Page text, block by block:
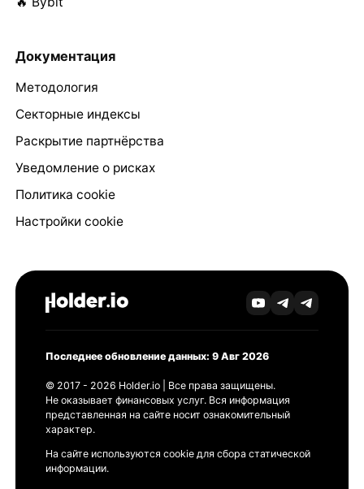
Документация
Методология
Секторные индексы
Раскрытие партнёрства
Уведомление о рисках
Политика cookie
Настройки cookie
Последнее обновление данных: 9 Авг 2026
© 2017 - 2026 Holder.io | Все права защищены.
Не оказывает финансовых услуг. Вся информация
представленная на сайте носит ознакомительный
характер.
На сайте используются cookie для сбора статической
информации.